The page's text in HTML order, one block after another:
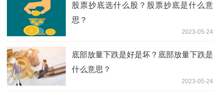
股票抄底选什么股？股票抄底是什么意
思？
2023-05-24
底部放量下跌是好是坏？底部放量下跌是
什么意思？
2023-05-24